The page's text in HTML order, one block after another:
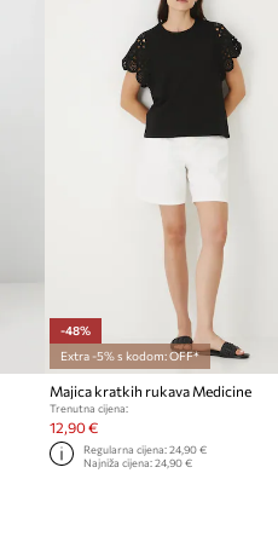
-48%
Extra -5% s kodom: OFF*
Majica kratkih rukava Medicine
Trenutna cijena:
12,90 €
Regularna cijena: 24,90 €
Najniža cijena: 24,90 €